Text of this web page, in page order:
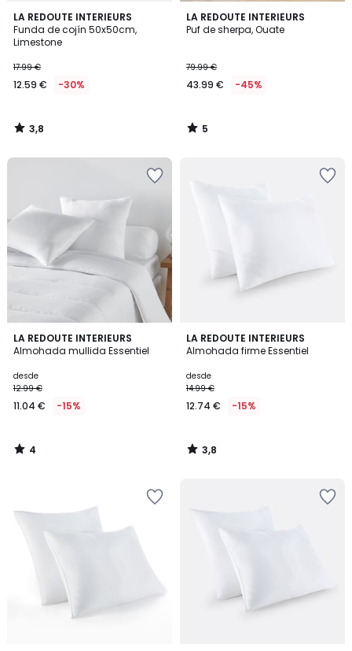
LA REDOUTE INTERIEURS
Funda de cojín 50x50cm,
Limestone
€
en
de
17.99
aplicado.
17.99 €
12.59 € -30%
3,8
/ 5
3,8
/
LA REDOUTE INTERIEURS
Puf de sherpa, Ouate
79.99 €
43.99 € -45%
5
/
5
/
LA REDOUTE INTERIEURS
Almohada mullida Essentiel
desde
12.99 €
11.04 € -15%
4
/
4
/
LA REDOUTE INTERIEURS
Almohada firme Essentiel
desde
14.99 €
12.74 € -15%
3,8
/ 5
3,8
/